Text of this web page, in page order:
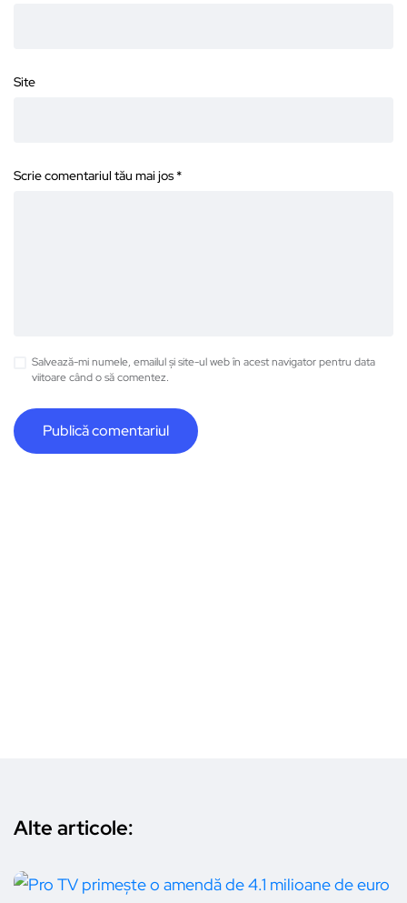
Site
Scrie comentariul tău mai jos *
Salvează-mi numele, emailul și site-ul web în acest navigator pentru data
viitoare când o să comentez.
Alte articole: